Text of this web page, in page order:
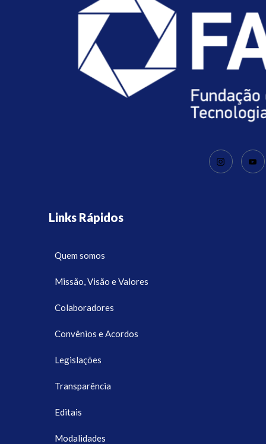
Links Rápidos
Quem somos
Missão, Visão e Valores
Colaboradores
Convênios e Acordos
Legislações
Transparência
Editais
Modalidades